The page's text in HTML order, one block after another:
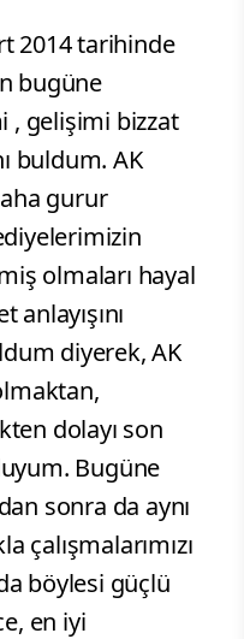
2014 tarihinde
bugüne
, gelişimi bizzat
buldum. AK
gurur
olmaları hayal
diyerek, AK
dolayı son
Bugüne
sonra da aynı
çalışmalarımızı
böylesi güçlü
en iyi